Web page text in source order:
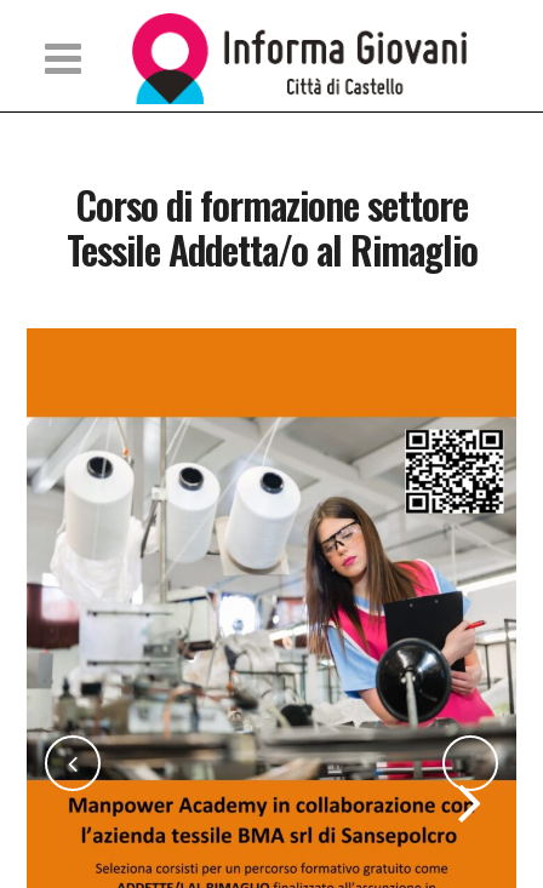
Corso di formazione settore
Tessile Addetta/o al Rimaglio